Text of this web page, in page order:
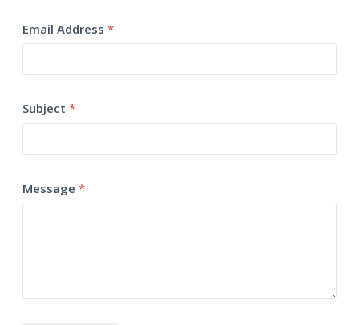
Email Address *
Subject *
Message *